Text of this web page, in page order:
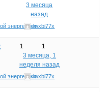
энергетики
3 месяца
назад
lwxbi77x
энергетики
1
1
3 месяца, 1
неделя назад
lwxbi77x